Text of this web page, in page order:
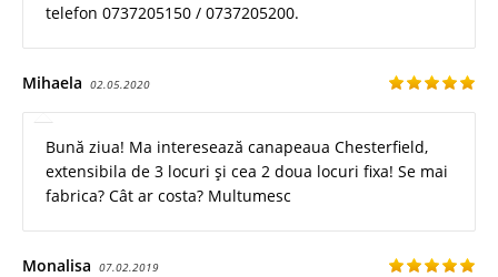
telefon 0737205150 / 0737205200.
Mihaela 02.05.2020
Bună ziua! Ma interesează canapeaua Chesterfield,
extensibila de 3 locuri și cea 2 doua locuri fixa! Se mai
fabrica? Cât ar costa? Multumesc
Monalisa 07.02.2019